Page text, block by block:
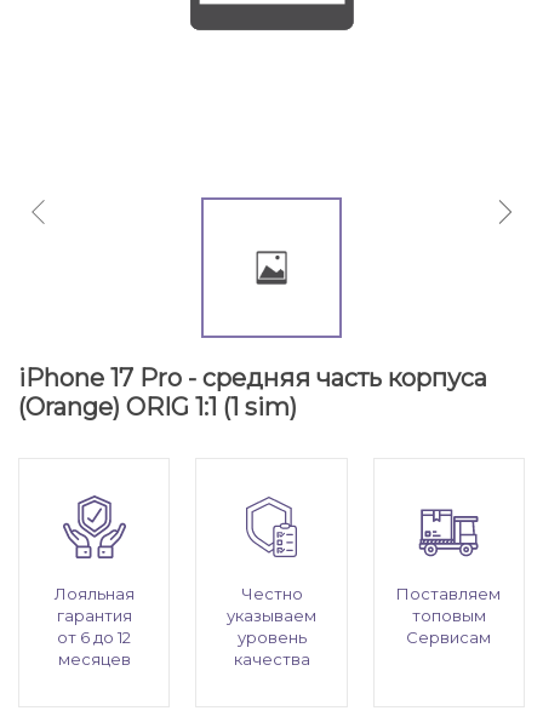
iPhone 17 Pro - средняя часть корпуса
(Orange) ORIG 1:1 (1 sim)
Лояльная
гарантия
от 6 до 12
месяцев
Честно
указываем
уровень
качества
Поставляем
топовым
Сервисам